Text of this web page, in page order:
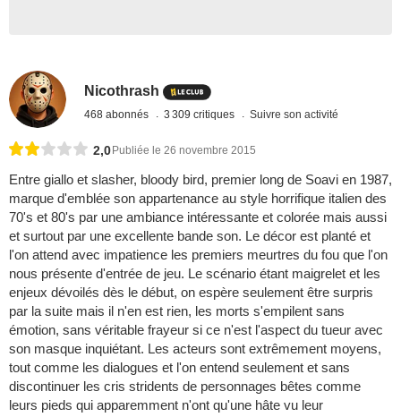
Nicothrash
468 abonnés 3 309 critiques Suivre son activité
2,0 Publiée le 26 novembre 2015
Entre giallo et slasher, bloody bird, premier long de Soavi en 1987,
marque d'emblée son appartenance au style horrifique italien des
70's et 80's par une ambiance intéressante et colorée mais aussi
et surtout par une excellente bande son. Le décor est planté et
l'on attend avec impatience les premiers meurtres du fou que l'on
nous présente d'entrée de jeu. Le scénario étant maigrelet et les
enjeux dévoilés dès le début, on espère seulement être surpris
par la suite mais il n'en est rien, les morts s'empilent sans
émotion, sans véritable frayeur si ce n'est l'aspect du tueur avec
son masque inquiétant. Les acteurs sont extrêmement moyens,
tout comme les dialogues et l'on entend seulement et sans
discontinuer les cris stridents de personnages bêtes comme
leurs pieds qui apparemment n'ont qu'une hâte vu leur